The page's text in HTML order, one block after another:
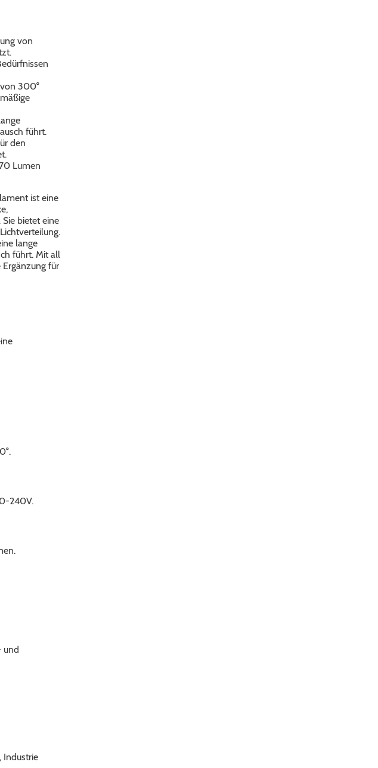
von
300°
führt.
den
Lumen
ist eine
bietet eine
lange
führt. Mit all
für
240V.
und
Industrie